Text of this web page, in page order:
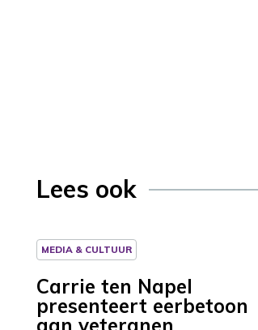
Lees ook
MEDIA & CULTUUR
Carrie ten Napel
presenteert eerbetoon